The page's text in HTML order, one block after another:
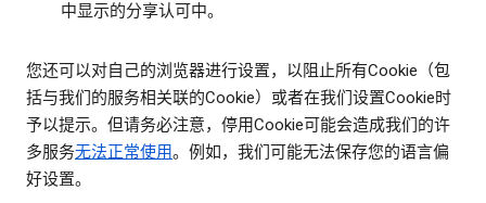
中显示的分享认可中。
您还可以对自己的浏览器进行设置，以阻止所有Cookie（包
括与我们的服务相关联的Cookie）或者在我们设置Cookie时
予以提示。但请务必注意，停用Cookie可能会造成我们的许
多服务无法正常使用。例如，我们可能无法保存您的语言偏
好设置。